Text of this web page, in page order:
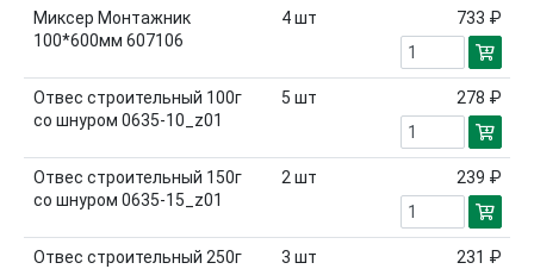
Миксер Монтажник
100*600мм 607106
4шт 733 ₽
Отвес строительный 100г
со шнуром 0635-10_z01
5 шт 278 ₽
Отвес строительный 150г
со шнуром 0635-15_z01
2шт 239 ₽
Отвес строительный 250г
3 шт 231 ₽